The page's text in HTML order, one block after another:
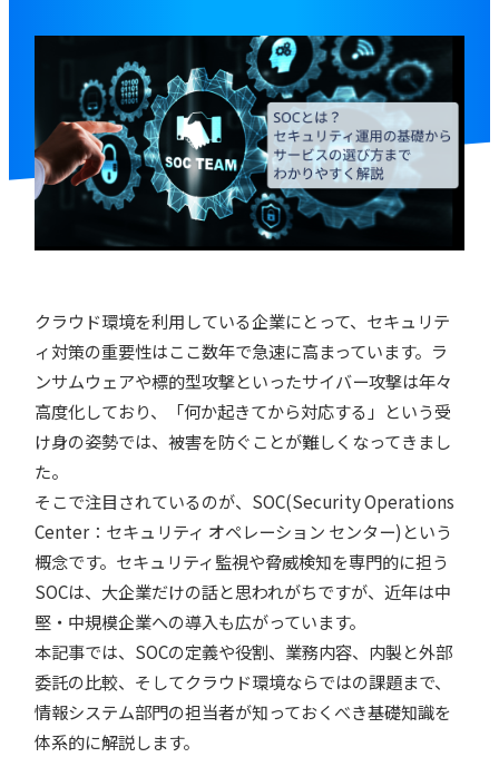
クラウド環境を利用している企業にとって、セキュリテ
ィ対策の重要性はここ数年で急速に高まっています。ラ
ンサムウェアや標的型攻撃といったサイバー攻撃は年々
高度化しており、「何か起きてから対応する」という受
け身の姿勢では、被害を防ぐことが難しくなってきまし
た。
そこで注目されているのが、SOC(Security Operations
Center：セキュリティ オペレーション センター)という
概念です。セキュリティ監視や脅威検知を専門的に担う
SOCは、大企業だけの話と思われがちですが、近年は中
堅・中規模企業への導入も広がっています。
本記事では、SOCの定義や役割、業務内容、内製と外部
委託の比較、そしてクラウド環境ならではの課題まで、
情報システム部門の担当者が知っておくべき基礎知識を
体系的に解説します。